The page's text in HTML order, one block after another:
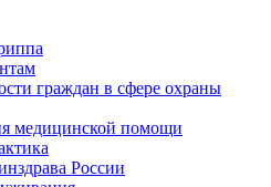
граждан в сфере охраны
медицинской помощи
России